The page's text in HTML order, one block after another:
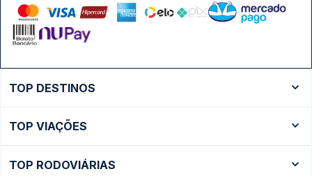
TOP DESTINOS
Ônibus São Paulo
TOP VIAÇÕES
TOP RODOVIÁRIAS